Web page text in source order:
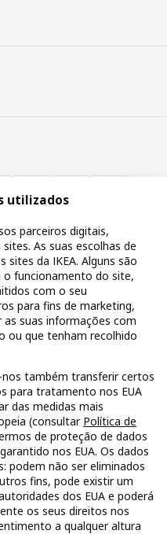
PT
Termos de utilização
utilizados
parceiros digitais,
As suas escolhas de
sites da IKEA. Alguns são
funcionamento do site,
com o seu
para fins de marketing,
suas informações com
ou que tenham recolhido
também transferir certos
para tratamento nos EUA
das medidas mais
(consultar Política de
de proteção de dados
nos EUA. Os dados
podem não ser eliminados
fins, pode existir um
dos EUA e poderá
os seus direitos nos
a qualquer altura